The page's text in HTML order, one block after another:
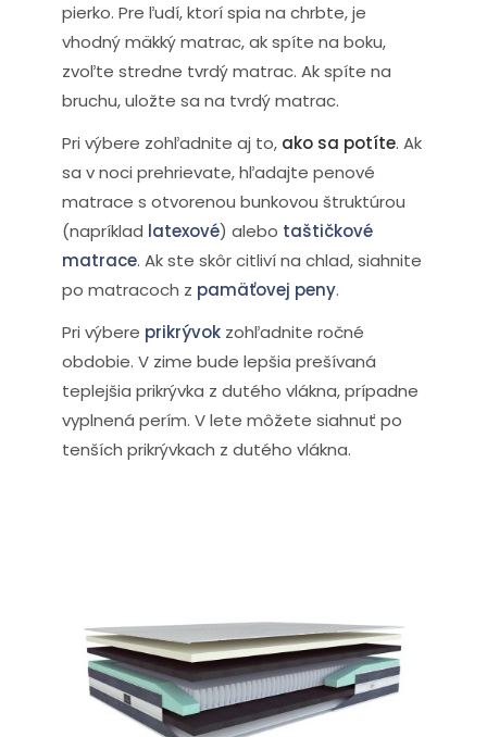
pierko. Pre ľudí, ktorí spia na chrbte, je
vhodný mäkký matrac, ak spíte na boku,
zvoľte stredne tvrdý matrac. Ak spíte na
bruchu, uložte sa na tvrdý matrac.
Pri výbere zohľadnite aj to, ako sa potíte. Ak
sa v noci prehrievate, hľadajte penové
matrace s otvorenou bunkovou štruktúrou
(napríklad latexové) alebo taštičkové
matrace. Ak ste skôr citliví na chlad, siahnite
po matracoch z pamäťovej peny.
Pri výbere prikrývokzohľadnite ročné
obdobie. V zime bude lepšia prešívaná
teplejšia prikrývka z dutého vlákna, prípadne
vyplnená perím. V lete môžete siahnuť po
tenších prikrývkach z dutého vlákna.